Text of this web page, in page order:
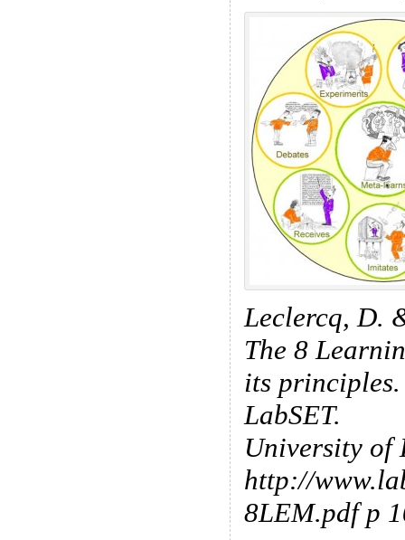
Leclercq, D.
The 8
its principles.
LabSET.
University of
http://
8LEM.pdf p